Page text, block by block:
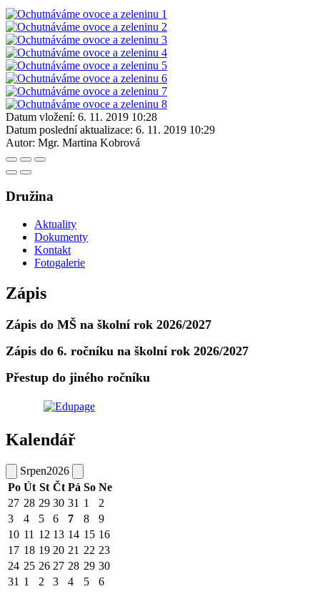
Datum vložení: 6. 11. 2019 10:28
Datum poslední aktualizace: 6. 11. 2019 10:29
Autor: Mgr. Martina Kobrová
Družina
Aktuality
Dokumenty
Kontakt
Fotogalerie
Zápis
Zápis do MŠ na školní rok 2026/2027
Zápis do 6. ročníku na školní rok 2026/2027
Přestup do jiného ročníku
Kalendář
Srpen2026
Po Út St Čt Pá So Ne
27 28 29 30 31 1
2
3
4 5 6 7 8
9
10 11 12 13 14 15 16
17 18 19 20 21 22 23
24 25 26 27 28 29 30
31 1 2 3 4 5 6